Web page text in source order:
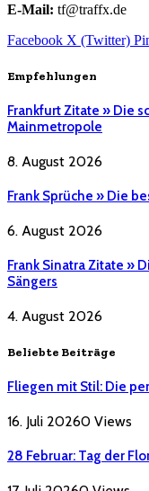
E-Mail: tf@traffx.de
Facebook X (Twitter)
Empfehlungen
Frankfurt Zitate » Die
Mainmetropole
8. August 2026
Frank Sprüche » Die
6. August 2026
Frank Sinatra Zitate »
Sängers
4. August 2026
Beliebte Beiträge
Fliegen mit Stil: Die
16. Juli 20260 Views
28 Februar: Tag der